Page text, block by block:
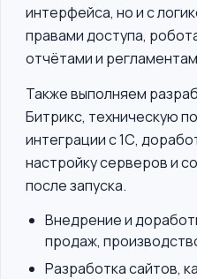
интерфейса, но и с
правами доступа,
отчётами и
Также выполняем
Битрикс, техническую
интеграции с 1С,
настройку серверов и
после запуска.
Внедрение и
продаж,
Разработка сайтов,